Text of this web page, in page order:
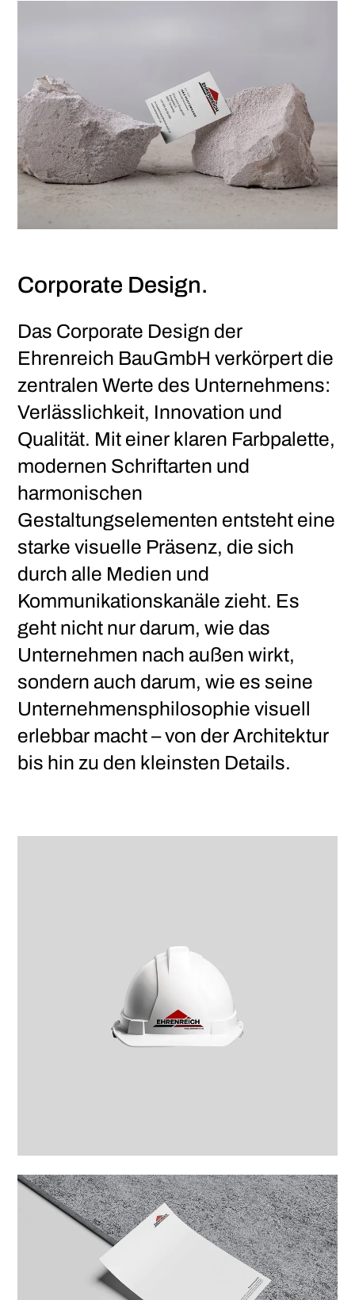
Corporate Design.
Das Corporate Design der
Ehrenreich BauGmbH verkörpert die
zentralen Werte des Unternehmens:
Verlässlichkeit, Innovation und
Qualität. Mit einer klaren Farbpalette,
modernen Schriftarten und
harmonischen
Gestaltungselementen entsteht eine
starke visuelle Präsenz, die sich
durch alle Medien und
Kommunikationskanäle zieht. Es
geht nicht nur darum, wie das
Unternehmen nach außen wirkt,
sondern auch darum, wie es seine
Unternehmensphilosophie visuell
erlebbar macht – von der Architektur
bis hin zu den kleinsten Details.